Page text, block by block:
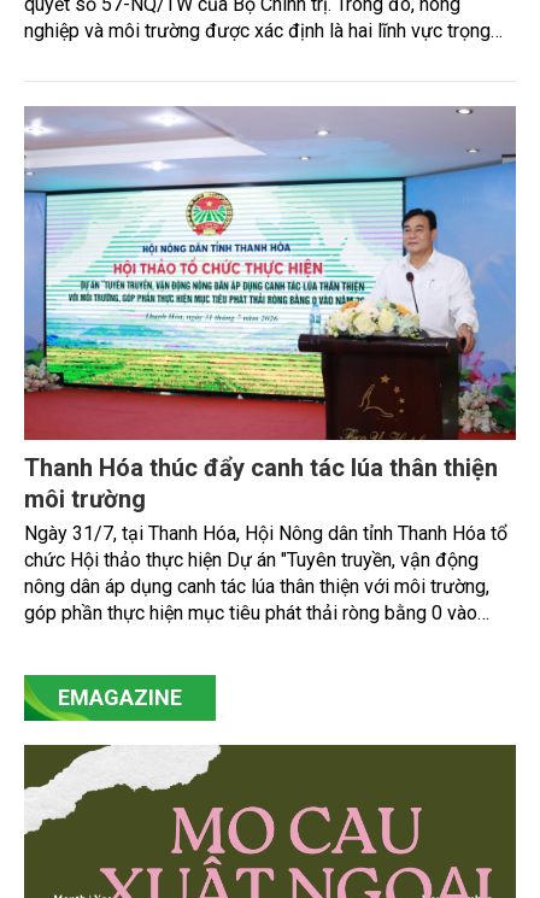
nghiệp và môi trường được xác định là hai lĩnh vực trọng
cam kết bền vững toàn cầu, đặc biệt là mục tiêu đưa phát
thải ròng bằng 0 (Net-Zero) vào năm 2050.
Thanh Hóa thúc đẩy canh tác lúa thân thiện
môi trường
Ngày 31/7, tại Thanh Hóa, Hội Nông dân tỉnh Thanh Hóa tổ
chức Hội thảo thực hiện Dự án "Tuyên truyền, vận động
nông dân áp dụng canh tác lúa thân thiện với môi trường,
góp phần thực hiện mục tiêu phát thải ròng bằng 0 vào
nghiên cứu, doanh nghiệp, hợp tác xã và nông dân đang
trực tiếp triển khai mô hình sản xuất lúa phát thải thấp.
EMAGAZINE